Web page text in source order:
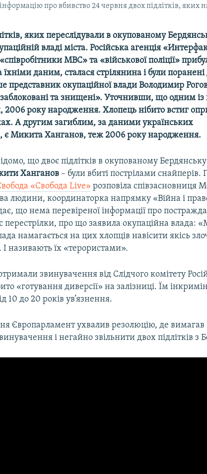
про вбивство 24 червня двох підлітків,
яких переслідували в окупованому
владі міста. Російська агенція
МВС» та «військової поліції»
даним, сталася стрілянина і були
представник окупаційної влади Володимир
та знищені». Уточнивши, що одним із
2006 року народження. Хлопець нібито встиг
А другим загиблим, за даними українських
є Микита Ханганов, теж 2006 року народження.
що двоє підлітків в окупованому
Ханганов – були вбиті пострілами снайперів.
«Свобода Live» розповіла співзасновниця
людини, координаторка напрямку «Війна і
що нема перевіреної інформації про
перестрілки, про що заявила окупаційна влада:
намагається на цих хлопців навісити якісь
називають їх «терористами».
звинувачення від Слідчого комітету
«готування диверсії» на залізниці. Їм
10 до 20 років ув’язнення.
Європарламент ухвалив резолюцію, де вимагав
і негайно звільнити двох підлітків з